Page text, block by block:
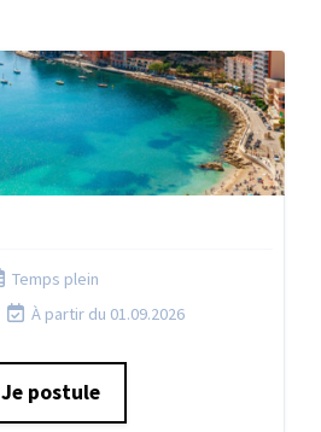
Temps plein
À partir du 01.09.2026
Je postule